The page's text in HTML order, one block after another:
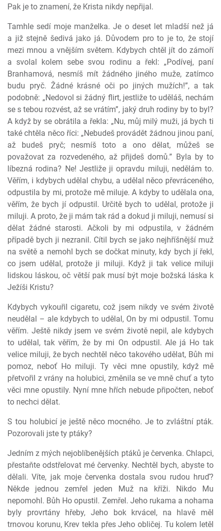
Pak je to znamení, že Krista nikdy nepřijal.
Tamhle sedí moje manželka. Je o deset let mladší než já
a již stejně šedivá jako já. Důvodem pro to je to, že stojí
mezi mnou a vnějším světem. Kdybych chtěl jít do zámoří
a svolal kolem sebe svou rodinu a řekl: „Podívej, paní
Branhamová, nesmíš mít žádného jiného muže, zatímco
budu pryč. Žádné krásné oči po jiných mužích!”, a tak
podobně: „Nedovol si žádný flirt, jestliže to uděláš, nechám
se s tebou rozvést, až se vrátím”, jaký druh rodiny by to byl?
A když by se obrátila a řekla: „Nu, můj milý muži, já bych ti
také chtěla něco říci: „Nebudeš provádět žádnou jinou paní,
až budeš pryč; nesmíš toto a ono dělat, můžeš se
považovat za rozvedeného, až přijdeš domů.” Byla by to
líbezná rodina? Ne! Jestliže ji opravdu miluji, nedělám to.
Věřím, i kdybych udělal chybu, a udělal něco převráceného,
odpustila by mi, protože mě miluje. A kdyby to udělala ona,
věřím, že bych jí odpustil. Určitě bych to udělal, protože ji
miluji. A proto, že ji mám tak rád a dokud ji miluji, nemusí si
dělat žádné starosti. Ačkoli by mi odpustila, v žádném
případě bych ji nezranil. Cítil bych se jako nejhříšnější muž
na světě a nemohl bych se dočkat minuty, kdy bych jí řekl,
co jsem udělal, protože ji miluji. Když ji tak velice miluji
lidskou láskou, oč větší pak musí být moje božská láska k
Ježíši Kristu?
Kdybych vykouřil cigaretu, což jsem nikdy ve svém životě
neudělal – ale kdybych to udělal, On by mi odpustil. Tomu
věřím. Ještě nikdy jsem ve svém životě nepil, ale kdybych
to udělal, tak věřím, že by mi On odpustil. Ale já Ho tak
velice miluji, že bych nechtěl něco takového udělat, Bůh mi
pomoz, neboť Ho miluji. Ty věci mne opustily, když mě
přetvořil z vrány na holubici, změnila se ve mně chuť a tyto
věci mne opustily. Nyní mne hřích nebude připočten, neboť
to nechci dělat.
S tou holubicí je ještě něco mocného. Je to zvláštní pták.
Pozorovali jste ty ptáky?
Jedním z mých nejoblíbenějších ptáků je červenka. Chlapci,
přestaňte odstřelovat mé červenky. Nechtěl bych, abyste to
dělali. Víte, jak moje červenka dostala svou rudou hruď?
Někde jednou zemřel jeden Muž na kříži. Nikdo Mu
nepomohl. Bůh Ho opustil. Zemřel. Jeho rukama a nohama
byly provrtány hřeby, Jeho bok krvácel, na hlavě měl
trnovou korunu, Krev tekla přes Jeho obličej. Tu kolem letěl